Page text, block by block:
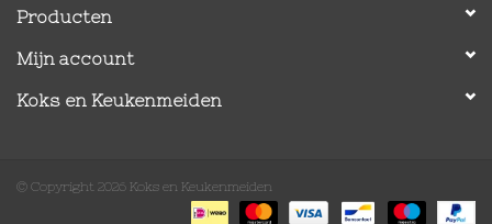
Producten
Mijn account
Koks en Keukenmeiden
© Copyright 2026 Koks en Keukenmeiden